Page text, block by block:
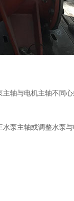
轴与电机主轴不同
泵主轴或调整水泵